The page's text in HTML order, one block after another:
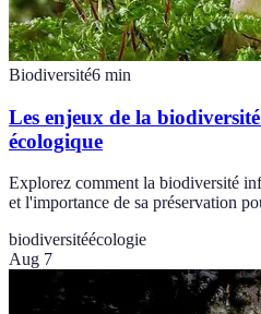
Biodiversité6 min
Les enjeux de la
écologique
Explorez comment la biodiversité
et l'importance de sa préservation
biodiversitéécologie
Aug 7